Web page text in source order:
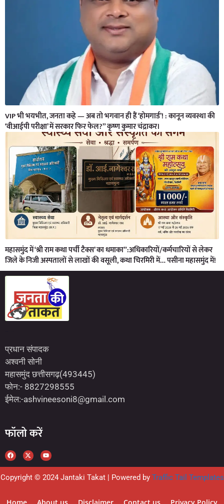
VIP भी भयभीत, जनता कहे — अब तो भगवान ही हैं ‘होमगार्ड’! : कानून व्यवस्था की
‘वीआईपी परीक्षा’ में सरकार फिर फेल?” कृष्ण कुमार चंद्राकर।
महासमुंद में ‘श्री राम कथा पर्ची टैक्स’ का धमाका”:अधिकारियों/कर्मचारियों से लेकर
जिले के निजी अस्पतालों से लाखों की वसूली, कथा चिरमिरी में… पसीना महासमुंद में!
प्रधान संपादक
अश्वनी सोनी
महासमुंद छत्तीसगढ़(493445)
फोन:- 8827298555
ईमेल:-ashvineesoni8@gmail.com
फॉलो करें
Copyright © 2024 Jantaki Takat | Powered by Traffic Tail Templates